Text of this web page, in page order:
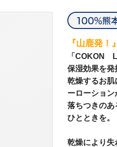
『山鹿発
「COKON
保湿効果を発
乾燥するお肌
ーローション
落ちつきのあ
ひとときを。
乾燥により失